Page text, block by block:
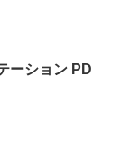
ーション PD